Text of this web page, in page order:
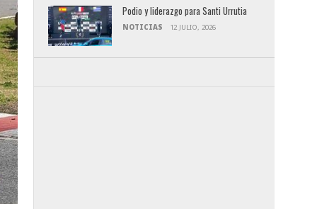
Podio y liderazgo para Santi Urrutia
NOTICIAS 12 JULIO, 2026